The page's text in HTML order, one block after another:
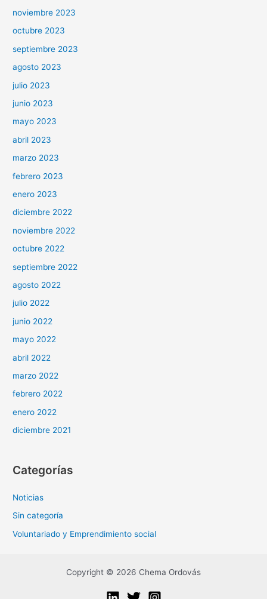
noviembre 2023
octubre 2023
septiembre 2023
agosto 2023
julio 2023
junio 2023
mayo 2023
abril 2023
marzo 2023
febrero 2023
enero 2023
diciembre 2022
noviembre 2022
octubre 2022
septiembre 2022
agosto 2022
julio 2022
junio 2022
mayo 2022
abril 2022
marzo 2022
febrero 2022
enero 2022
diciembre 2021
Categorías
Noticias
Sin categoría
Voluntariado y Emprendimiento social
Copyright © 2026 Chema Ordovás